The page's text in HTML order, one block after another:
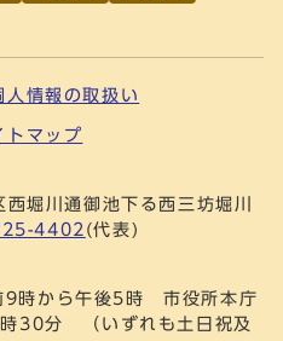
人情報の取扱い
トマップ
堀川通御池下る西三坊堀川
4402 (代表)
9時から午後5時 市役所本庁
30分 （いずれも土日祝及